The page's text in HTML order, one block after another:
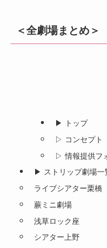
＜全劇場まとめ＞
▶︎ トップ
▷ コンセプト
▷ 情報提供フ
▶︎ ストリップ劇場一
ライブシアター栗橋
蕨ミニ劇場
浅草ロック座
シアター上野